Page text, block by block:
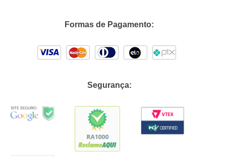
Formas de Pagamento:
Segurança: